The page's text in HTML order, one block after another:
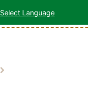
Select Language